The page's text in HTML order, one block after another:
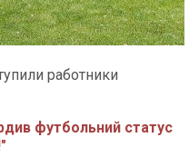
работники
футбольний статус